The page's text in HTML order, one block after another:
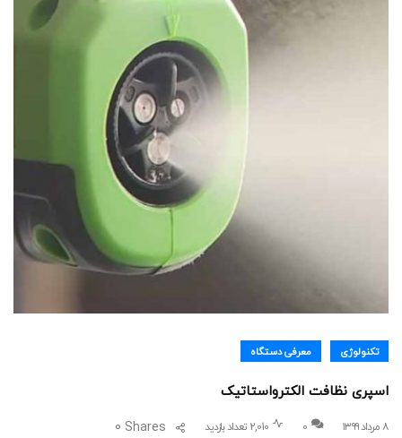
تکنولوژی معرفی دستگاه
اسپری نظافت الکترواستاتیک
۸ مرداد ۱۳۹۹ 0 2,010 تعداد بازدید Shares
0